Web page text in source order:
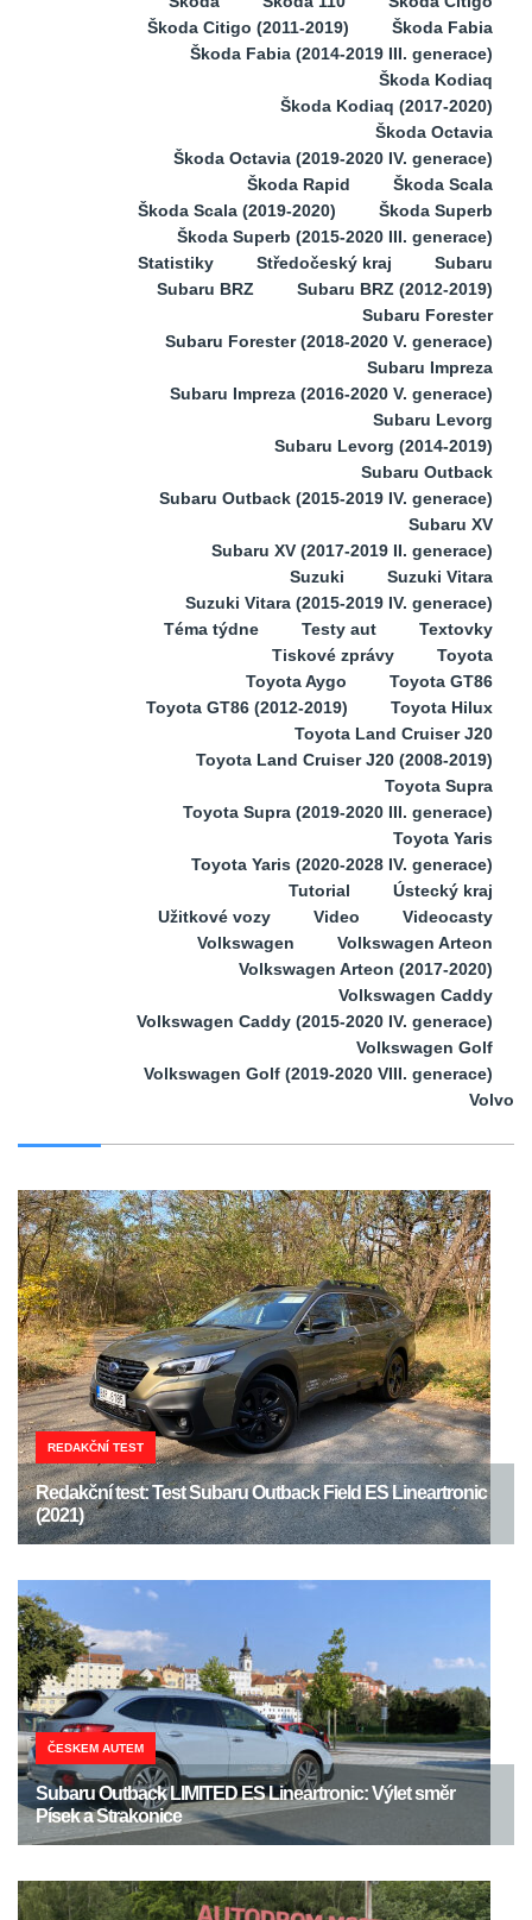
Škoda Citigo (2011-2019)
Škoda Fabia
Škoda Fabia (2014-2019 III. generace)
Škoda Kodiaq
Škoda Kodiaq (2017-2020)
Škoda Octavia
Škoda Octavia (2019-2020 IV. generace)
Škoda Rapid
Škoda Scala
Škoda Scala (2019-2020)
Škoda Superb
Škoda Superb (2015-2020 III. generace)
Statistiky
Středočeský kraj
Subaru
Subaru BRZ
Subaru BRZ (2012-2019)
Subaru Forester
Subaru Forester (2018-2020 V. generace)
Subaru Impreza
Subaru Impreza (2016-2020 V. generace)
Subaru Levorg
Subaru Levorg (2014-2019)
Subaru Outback
Subaru Outback (2015-2019 IV. generace)
Subaru XV
Subaru XV (2017-2019 II. generace)
Suzuki
Suzuki Vitara
Suzuki Vitara (2015-2019 IV. generace)
Téma týdne
Testy aut
Textovky
Tiskové zprávy
Toyota
Toyota Aygo
Toyota GT86
Toyota GT86 (2012-2019)
Toyota Hilux
Toyota Land Cruiser J20
Toyota Land Cruiser J20 (2008-2019)
Toyota Supra
Toyota Supra (2019-2020 III. generace)
Toyota Yaris
Toyota Yaris (2020-2028 IV. generace)
Tutorial
Ústecký kraj
Užitkové vozy
Video
Videocasty
Volkswagen
Volkswagen Arteon
Volkswagen Arteon (2017-2020)
Volkswagen Caddy
Volkswagen Caddy (2015-2020 IV. generace)
Volkswagen Golf
Volkswagen Golf (2019-2020 VIII. generace)
Volvo
REDAKČNÍ TEST
Redakční test: Test Subaru Outback Field ES Lineartronic
(2021)
ČESKEM AUTEM
Subaru Outback LIMITED ES Lineartronic: Výlet směr
Písek a Strakonice